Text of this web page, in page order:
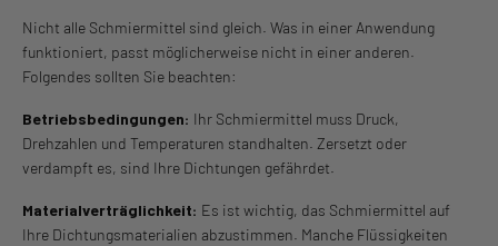
Nicht alle Schmiermittel sind gleich. Was in einer Anwendung
funktioniert, passt möglicherweise nicht in einer anderen.
Folgendes sollten Sie beachten:
Betriebsbedingungen: Ihr Schmiermittel muss Druck,
Drehzahlen und Temperaturen standhalten. Zersetzt oder
verdampft es, sind Ihre Dichtungen gefährdet.
Materialverträglichkeit: Es ist wichtig, das Schmiermittel auf
Ihre Dichtungsmaterialien abzustimmen. Manche Flüssigkeiten